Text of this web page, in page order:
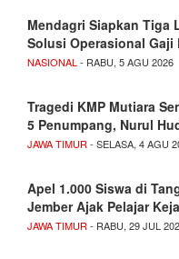
Mendagri Siapkan Tiga
Solusi Operasional Gaji
NASIONAL - RABU, 5 AGU 2026
Tragedi KMP Mutiara
5 Penumpang, Nurul
JAWA TIMUR - SELASA, 4 AGU
Apel 1.000 Siswa di
Jember Ajak Pelajar
JAWA TIMUR - RABU, 29 JUL